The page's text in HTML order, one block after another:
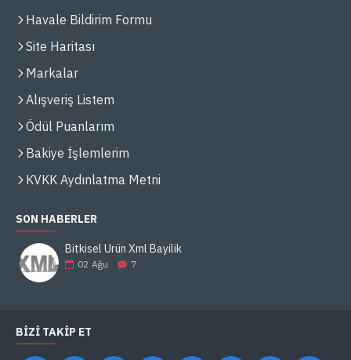
Havale Bildirim Formu
Site Haritası
Markalar
Alışveriş Listem
Ödül Puanlarım
Bakiye İşlemlerim
KVKK Aydınlatma Metni
SON HABERLER
Bitkisel Ürün Xml Bayilik
02 Ağu 7
BIZI TAKIP ET